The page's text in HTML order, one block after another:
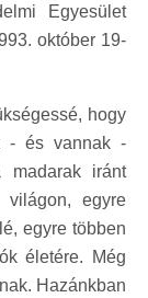
Egyesület
október 19-
hogy
- és vannak -
iránt
egyre
egyre többen
életére. Még
Hazánkban